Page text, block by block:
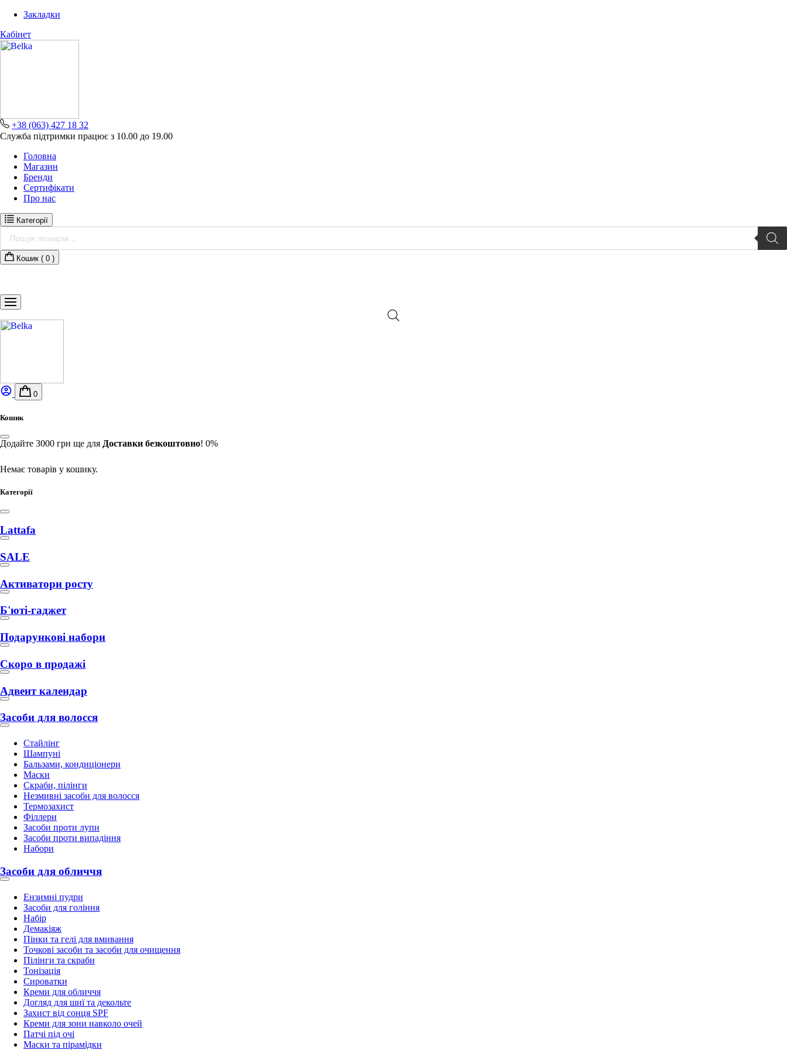
Закладки
Кабінет
+38 (063) 427 18 32
Служба підтримки працює з 10.00 до 19.00
Головна
Магазин
Бренди
Сертифікати
Про нас
Категорії
Пошук
товарів
Кошик ( 0 )
0
Кошик
Додайте 3000 грн ще для Доставки безкоштовно! 0%
Немає товарів у кошику.
Категорії
Lattafa
SALE
Активатори росту
Б'юті-гаджет
Подарункові набори
Скоро в продажі
Адвент календар
Засоби для волосся
Стайлінг
Шампуні
Бальзами, кондиціонери
Маски
Скраби, пілінги
Незмивні засоби для волосся
Термозахист
Філлери
Засоби проти лупи
Засоби проти випадіння
Набори
Засоби для обличчя
Ензимні пудри
Засоби для гоління
Набір
Демакіяж
Пінки та гелі для вмивання
Точкові засоби та засоби для очищення
Пілінги та скраби
Тонізація
Сироватки
Креми для обличчя
Догляд для шиї та декольте
Захист від сонця SPF
Креми для зони навколо очей
Патчі під очі
Маски та пірамідки